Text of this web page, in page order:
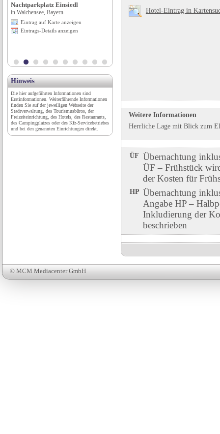
Hotel-Eintrag in
Weitere Informationen
Herrliche Lage mit Blick zum
ÜF Übernachtung
ÜF – Frühstück
der Kosten für
HP Übernachtung
Angabe HP –
Inkludierung der
beschrieben
© MCM Mediacenter GmbH
Nachtparkplatz Einsiedl
in Walchensee, Bayern
Eintrag auf Karte anzeigen
Eintrags-Details anzeigen
Campingplatz GmbH & Co. KG
in Mauterndorf / Lungau, Salzburg
Hinweis
Die hier aufgeführten Informationen sind
Erstinformationen. Weiterführende Informationen
finden Sie auf der jeweiligen Webseite der
Stadtverwaltung, des Tourismusbüros, der
Freizeiteinrichtung, des Hotels, des Restaurants,
des Campingplatzes oder des Kfz-Servicebetriebes
und bei den genannten Einrichtungen direkt.